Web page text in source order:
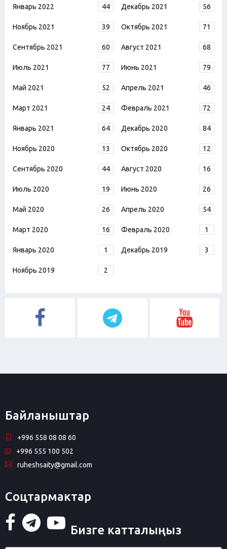
Январь 2022 44 Декабрь 2021 56
Ноябрь 2021 39 Октябрь 2021 71
Сентябрь 2021 60 Август 2021 68
Июль 2021 77 Июнь 2021 79
Май 2021 52 Апрель 2021 46
Март 2021 24 Февраль 2021 72
Январь 2021 64 Декабрь 2020 84
Ноябрь 2020 13 Октябрь 2020 12
Сентябрь 2020 44 Август 2020 16
Июль 2020 19 Июнь 2020 26
Май 2020 26 Апрель 2020 54
Март 2020 16 Февраль 2020 1
Январь 2020 1 Декабрь 2019 3
Ноябрь 2019 2
Байланыштар
+996 558 08 08 60
+996 555 100 502
ruheshsaity@gmail.com
Соцтармактар
Бизге катталыңыз